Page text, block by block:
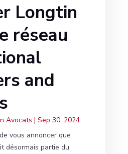
Longtin
réseau
and
Avocats | Sep 30, 2024
vous annoncer que
désormais partie du